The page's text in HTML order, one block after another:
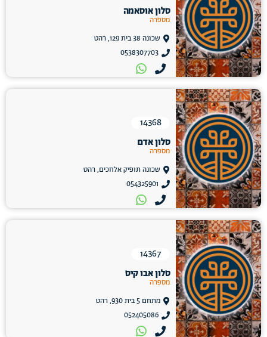
סלון אוסאמה
מספרה
שכונה 38 בית 129, רהט
0538307703
14368
סלון אדם
מספרה
שכונה תופיק אלחכים, רהט
054325901
14367
סלון אבו קיס
מספרה
מתחם 5 בית 930, רהט
052405086